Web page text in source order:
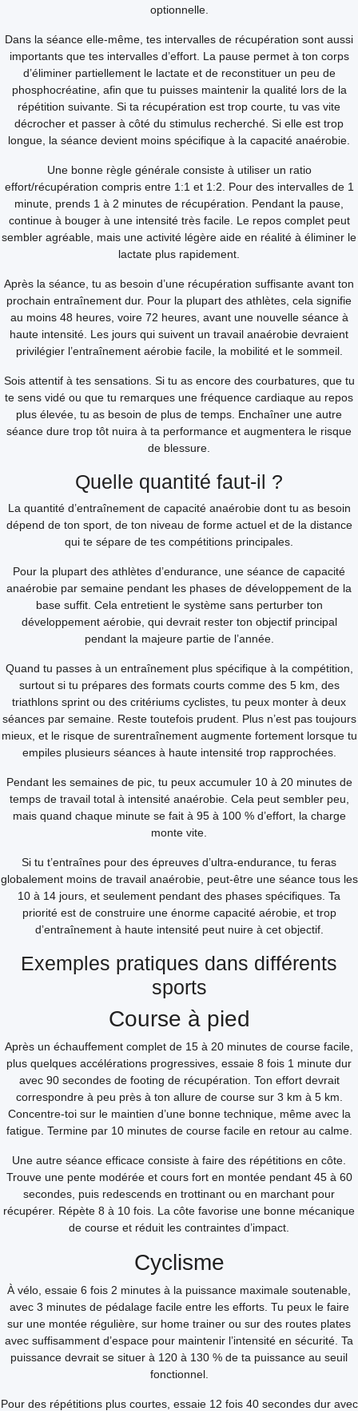
optionnelle.
Dans la séance elle-même, tes intervalles de récupération sont aussi
importants que tes intervalles d’effort. La pause permet à ton corps
d’éliminer partiellement le lactate et de reconstituer un peu de
phosphocréatine, afin que tu puisses maintenir la qualité lors de la
répétition suivante. Si ta récupération est trop courte, tu vas vite
décrocher et passer à côté du stimulus recherché. Si elle est trop
longue, la séance devient moins spécifique à la capacité anaérobie.
Une bonne règle générale consiste à utiliser un ratio
effort/récupération compris entre 1:1 et 1:2. Pour des intervalles de 1
minute, prends 1 à 2 minutes de récupération. Pendant la pause,
continue à bouger à une intensité très facile. Le repos complet peut
sembler agréable, mais une activité légère aide en réalité à éliminer le
lactate plus rapidement.
Après la séance, tu as besoin d’une récupération suffisante avant ton
prochain entraînement dur. Pour la plupart des athlètes, cela signifie
au moins 48 heures, voire 72 heures, avant une nouvelle séance à
haute intensité. Les jours qui suivent un travail anaérobie devraient
privilégier l’entraînement aérobie facile, la mobilité et le sommeil.
Sois attentif à tes sensations. Si tu as encore des courbatures, que tu
te sens vidé ou que tu remarques une fréquence cardiaque au repos
plus élevée, tu as besoin de plus de temps. Enchaîner une autre
séance dure trop tôt nuira à ta performance et augmentera le risque
de blessure.
Quelle quantité faut-il ?
La quantité d’entraînement de capacité anaérobie dont tu as besoin
dépend de ton sport, de ton niveau de forme actuel et de la distance
qui te sépare de tes compétitions principales.
Pour la plupart des athlètes d’endurance, une séance de capacité
anaérobie par semaine pendant les phases de développement de la
base suffit. Cela entretient le système sans perturber ton
développement aérobie, qui devrait rester ton objectif principal
pendant la majeure partie de l’année.
Quand tu passes à un entraînement plus spécifique à la compétition,
surtout si tu prépares des formats courts comme des 5 km, des
triathlons sprint ou des critériums cyclistes, tu peux monter à deux
séances par semaine. Reste toutefois prudent. Plus n’est pas toujours
mieux, et le risque de surentraînement augmente fortement lorsque tu
empiles plusieurs séances à haute intensité trop rapprochées.
Pendant les semaines de pic, tu peux accumuler 10 à 20 minutes de
temps de travail total à intensité anaérobie. Cela peut sembler peu,
mais quand chaque minute se fait à 95 à 100 % d’effort, la charge
monte vite.
Si tu t’entraînes pour des épreuves d’ultra-endurance, tu feras
globalement moins de travail anaérobie, peut-être une séance tous les
10 à 14 jours, et seulement pendant des phases spécifiques. Ta
priorité est de construire une énorme capacité aérobie, et trop
d’entraînement à haute intensité peut nuire à cet objectif.
Exemples pratiques dans différents
sports
Course à pied
Après un échauffement complet de 15 à 20 minutes de course facile,
plus quelques accélérations progressives, essaie 8 fois 1 minute dur
avec 90 secondes de footing de récupération. Ton effort devrait
correspondre à peu près à ton allure de course sur 3 km à 5 km.
Concentre-toi sur le maintien d’une bonne technique, même avec la
fatigue. Termine par 10 minutes de course facile en retour au calme.
Une autre séance efficace consiste à faire des répétitions en côte.
Trouve une pente modérée et cours fort en montée pendant 45 à 60
secondes, puis redescends en trottinant ou en marchant pour
récupérer. Répète 8 à 10 fois. La côte favorise une bonne mécanique
de course et réduit les contraintes d’impact.
Cyclisme
À vélo, essaie 6 fois 2 minutes à la puissance maximale soutenable,
avec 3 minutes de pédalage facile entre les efforts. Tu peux le faire
sur une montée régulière, sur home trainer ou sur des routes plates
avec suffisamment d’espace pour maintenir l’intensité en sécurité. Ta
puissance devrait se situer à 120 à 130 % de ta puissance au seuil
fonctionnel.
Pour des répétitions plus courtes, essaie 12 fois 40 secondes dur avec